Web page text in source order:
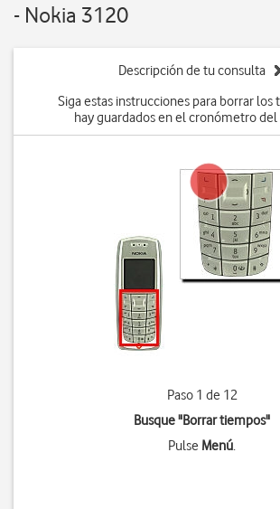
- Nokia 3120
Descripción de tu consulta
Siga estas instrucciones para borrar los
hay guardados en el cronómetro
Paso 1 de 12
Busque "Borrar tiempos"
Pulse Menú.